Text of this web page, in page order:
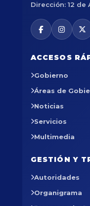
Dirección: 12 de
ACCESOS
Gobierno
Áreas de
Noticias
Servicios
Multimedia
GESTIÓN Y
Autoridades
Organigrama